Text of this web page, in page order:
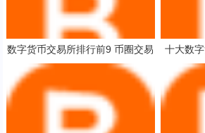
数字货币交易所排行前9 币圈交易
平台排行
十大数